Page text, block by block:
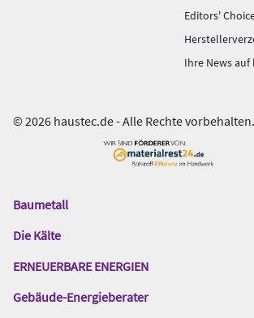
Editors'
Ihre News auf
© 2026 haustec.de - Alle Rechte vorbehalten.
Das
Gentner
Baumetall
Die Kälte
ERNEUERBARE ENERGIEN
Gebäude-Energieberater